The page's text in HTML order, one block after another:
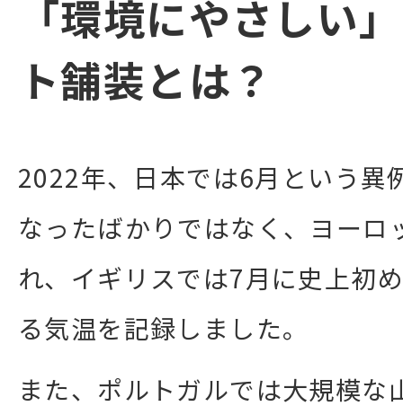
「環境にやさしい
ト舗装とは？
2022年、日本では6月という異
なったばかりではなく、ヨーロ
れ、イギリスでは7月に史上初
る気温を記録しました。
また、ポルトガルでは大規模な